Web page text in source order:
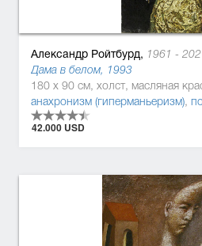
Александр Ройтбурд, 1961 -
Дама в белом, 1993
180 x 90 см, холст, масляная
анахронизм (гиперманьеризм),
42.000 USD